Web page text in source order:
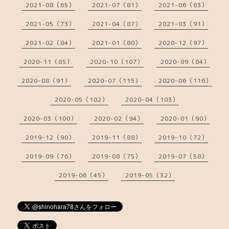
2021-08（65） 2021-07（81） 2021-06（83）
2021-05（73） 2021-04（87） 2021-03（91）
2021-02（84） 2021-01（80） 2020-12（97）
2020-11（85） 2020-10（107） 2020-09（84）
2020-08（91） 2020-07（115） 2020-06（116）
2020-05（102） 2020-04（103）
2020-03（100） 2020-02（94） 2020-01（90）
2019-12（90） 2019-11（88） 2019-10（72）
2019-09（76） 2019-08（75） 2019-07（58）
2019-06（45） 2019-05（32）